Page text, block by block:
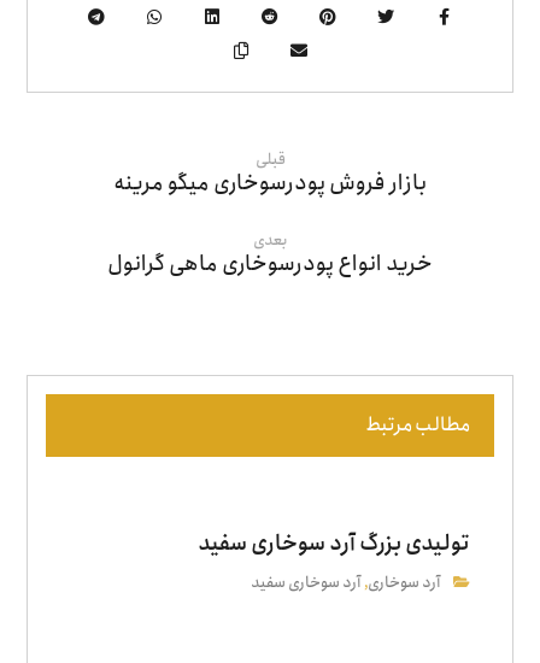
قبلی
بازار فروش پودرسوخاری میگو مرینه
بعدی
خرید انواع پودرسوخاری ماهی گرانول
مطالب مرتبط
تولیدی بزرگ آرد سوخاری سفید
آرد سوخاری,آرد سوخاری سفید